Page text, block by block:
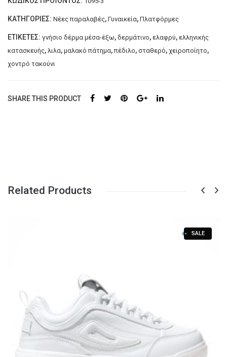
ΧΟΝΤΡΟ
ΤΑΚΟΥΝΙ
ΚΑΤΑΣΚΕΥΗΣ
JULIET
ΛΙΛΑ
ΚΑΤΗΓΟΡΊΕΣ: Νέες παραλαβές, Γυναικεία, Πλατφόρμες
ΕΤΙΚΈΤΕΣ: γνήσιο δέρμα μέσα-έξω, δερμάτινο, ελαφρύ, ελληνικής
κατασκευής, λιλα, μαλακό πάτημα,πέδιλο, σταθερό, χειροποίητο,
χοντρό τακούνι
SHARE THIS PRODUCT
Related Products
SALE